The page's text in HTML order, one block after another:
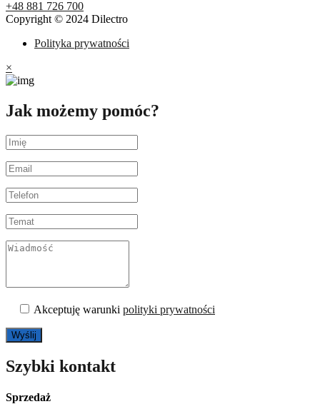
+48 881 726 700
Copyright © 2024 Dilectro
Polityka prywatności
×
Jak możemy pomóc?
Akceptuję warunki polityki prywatności
Szybki kontakt
Sprzedaż